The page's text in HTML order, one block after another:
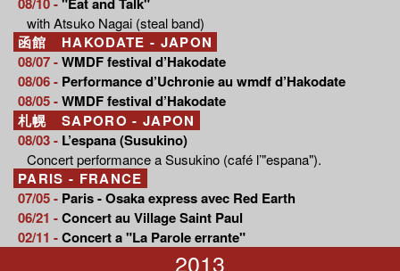
with Atsuko Nagai (steal band)
函館 HAKODATE - JAPON
08/07 -WMDF festival d’Hakodate
08/06 - Performance d’Uchronie au wmdf d’Hakodate
08/05 -WMDF festival d’Hakodate
札幌 SAPORO - JAPON
08/03 - L’espana (Susukino)
Concert performance a Susukino (café l’"espana").
PARIS - FRANCE
07/05 - Paris - Osaka express avec Red Earth
06/21 -Concert au Village Saint Paul
02/11 -Concert a "La Parole errante"
2013